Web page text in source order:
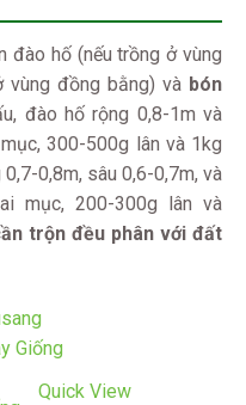
đào hố (nếu trồng ở vùng
vùng đồng bằng) và bón
đào hố rộng 0,8-1m và
300-500g lân và 1kg
0,8m, sâu 0,6-0,7m, và
mục, 200-300g lân và
trộn đều phân với đất
Quick View